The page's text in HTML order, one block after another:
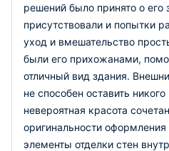
решений было принято о его
присутствовали и попытки
уход и вмешательство
были его прихожанами,
отличный вид здания.
не способен оставить
невероятная красота
оригинальности
элементы отделки стен